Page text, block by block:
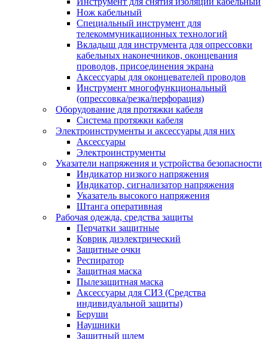
Нож кабельный
Специальный инструмент для
телекоммуникационных технологий
Вкладыш для инструмента для опрессовки
кабельных наконечников, оконцевания
проводов, присоединения экрана
Аксессуары для оконцевателей проводов
Инструмент многофункциональный
(опрессовка/резка/перфорация)
Оборудование для протяжки кабеля
Система протяжки кабеля
Электроинструменты и аксессуары для них
Аксессуары
Электроинструменты
Указатели напряжения и устройства безопасности
Индикатор низкого напряжения
Индикатор, сигнализатор напряжения
Указатель высокого напряжения
Штанга оперативная
Рабочая одежда, средства защиты
Перчатки защитные
Коврик диэлектрический
Защитные очки
Респиратор
Защитная маска
Пылезащитная маска
Аксессуары для СИЗ (Средства
индивидуальной защиты)
Беруши
Наушники
Защитный шлем